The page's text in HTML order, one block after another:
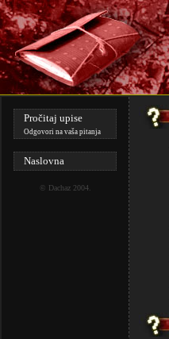
Pročitaj upise
Odgovori na vaša pitanja
Naslovna
© Dachaz2004.